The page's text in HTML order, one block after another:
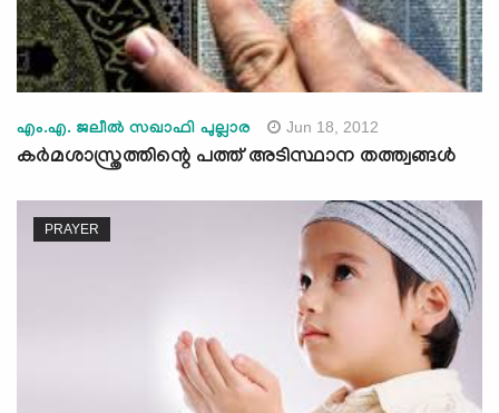
എം.എ. ജലീല്‍ സഖാഫി പുല്ലാര Jun 18, 2012
കര്‍മശാസ്ത്രത്തിന്റെ പത്ത് അടിസ്ഥാന തത്ത്വങ്ങള്‍
PRAYER